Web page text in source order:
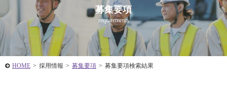
募集要項
requirements
HOME > 採用情報 > 募集要項 > 募集要項検索結果